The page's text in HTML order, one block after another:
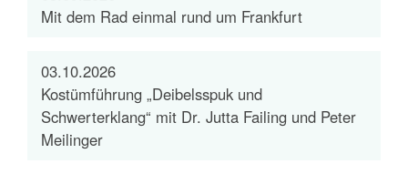
Mit dem Rad einmal rund um Frankfurt
03.10.2026
Kostümführung „Deibelsspuk und
Schwerterklang“ mit Dr. Jutta Failing und Peter
Meilinger